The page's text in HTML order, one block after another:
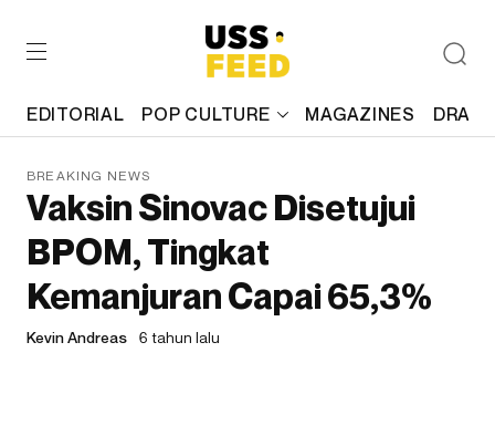
EDITORIAL POP CULTURE MAGAZINES
BREAKING NEWS
Vaksin Sinovac Disetujui
BPOM, Tingkat
Kemanjuran Capai 65,3%
Kevin Andreas 6 tahun lalu